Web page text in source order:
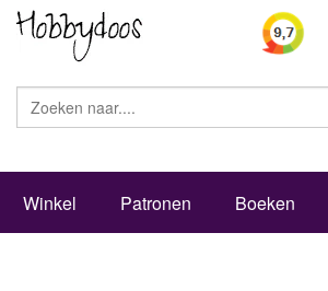
Winkel Patronen Boeken